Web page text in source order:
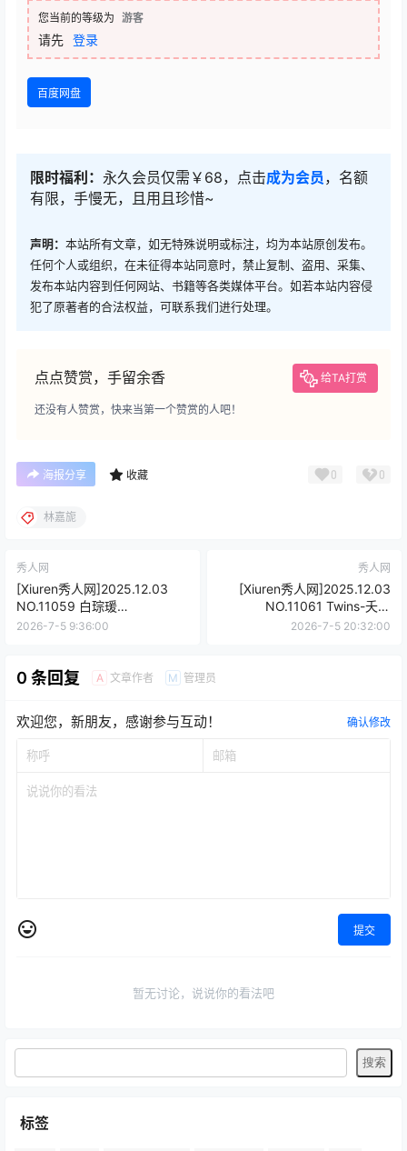
您当前的等级为 游客
请先 登录
百度网盘
限时福利： 永久会员仅需￥68，点击成为会员，名额
有限，手慢无，且用且珍惜~
声明： 本站所有文章，如无特殊说明或标注，均为本站原创发布。
任何个人或组织，在未征得本站同意时，禁止复制、盗用、采集、
发布本站内容到任何网站、书籍等各类媒体平台。如若本站内容侵
犯了原著者的合法权益，可联系我们进行处理。
点点赞赏，手留余香 给TA打赏
还没有人赞赏，快来当第一个赞赏的人吧！
海报分享 收藏 0 0
林嘉旎
秀人网
[Xiuren秀人网]2025.12.03
NO.11059 白琮瑗
[66P/702.59MB]
2026-7-5 9:36:00
秀人网
[Xiuren秀人网]2025.12.03
NO.11061 Twins-夭夭
[77P/835.33MB]
2026-7-5 20:32:00
0 条回复 A 文章作者 M 管理员
欢迎您，新朋友，感谢参与互动！ 确认修改
提交
暂无讨论，说说你的看法吧
标签